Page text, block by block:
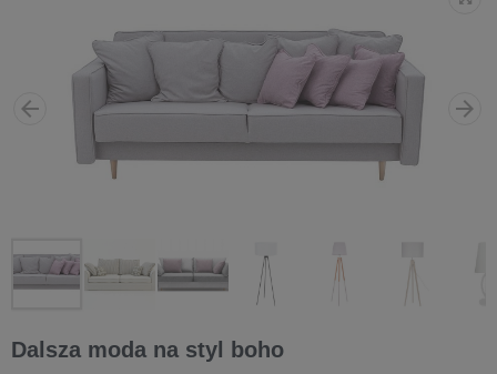
Dalsza moda na styl boho